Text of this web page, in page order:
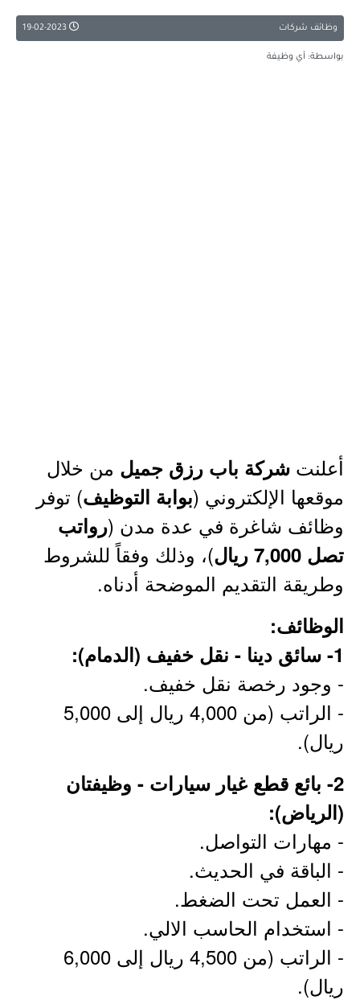
وظائف شركات
بواسطة: أي وظيفة
أعلنت شركة باب رزق جميل من خلال
موقعها الإلكتروني (بوابة التوظيف) توفر
وظائف شاغرة في عدة مدن (رواتب
تصل 7,000 ريال
)، وذلك وفقاً للشروط
وطريقة التقديم الموضحة أدناه.
الوظائف:
1- سائق دينا - نقل خفيف (الدمام):
- وجود رخصة نقل خفيف.
- الراتب (من 4,000 ريال إلى 5,000
ريال).
2- بائع قطع غيار سيارات - وظيفتان
(الرياض):
- مهارات التواصل.
- الباقة في الحديث.
- العمل تحت الضغط.
- استخدام الحاسب الالي.
- الراتب (من 4,500 ريال إلى 6,000
ريال).